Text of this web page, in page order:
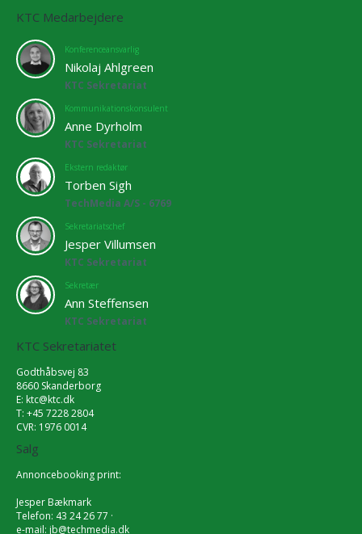
KTC Medarbejdere
Konferenceansvarlig
Nikolaj Ahlgreen
KTC Sekretariat
Kommunikationskonsulent
Anne Dyrholm
KTC Sekretariat
Ekstern redaktør
Torben Sigh
TechMedia A/S - 6769
Sekretariatschef
Jesper Villumsen
KTC Sekretariat
Sekretær
Ann Steffensen
KTC Sekretariat
KTC Sekretariatet
Godthåbsvej 83
8660 Skanderborg
E: ktc@ktc.dk
T: +45 7228 2804
CVR: 1976 0014
Salg
Annoncebooking print:
Jesper Bækmark
Telefon: 43 24 26 77 ·
e-mail: jb@techmedia.dk